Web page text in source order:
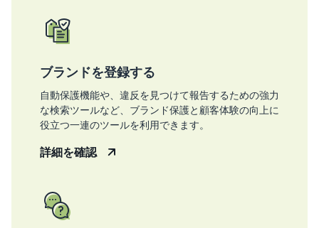
ブランドを登録する
自動保護機能や、違反を見つけて報告するための強力
な検索ツールなど、ブランド保護と顧客体験の向上に
役立つ一連のツールを利用できます。
詳細を確認